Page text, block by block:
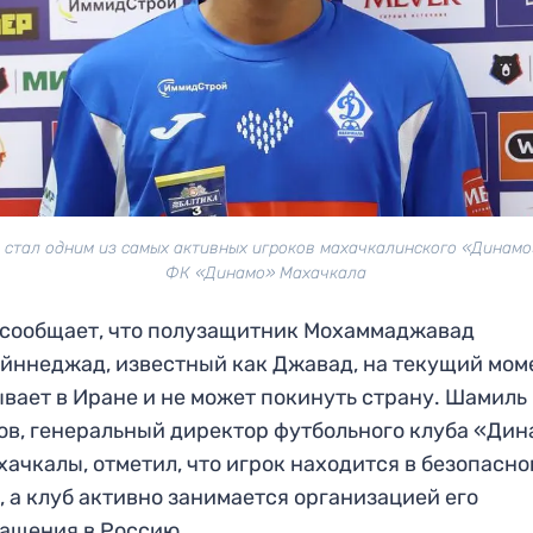
одним из самых активных игроков махачкалинского
ФК «Динамо» Махачкала
что полузащитник Мохаммаджавад
известный как Джавад, на текущий
в Иране и не может покинуть страну. Шамиль
генеральный директор футбольного клуба
отметил, что игрок находится в
а клуб активно занимается организацией его